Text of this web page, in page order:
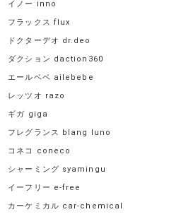
イノー inno
フラックス flux
ドクターデオ dr.deo
ダクション daction360
エールベベ ailebebe
レッツオ razo
ギガ giga
フレグランス blang luno
コネコ coneco
シャーミング syamingu
イーフリー e-free
カーケミカル car-chemical